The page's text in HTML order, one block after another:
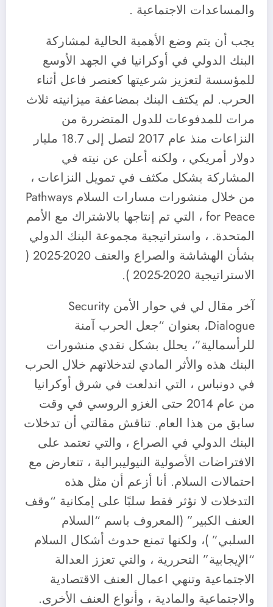
والمساعدات الاجتماعية .
يجب أن يتم وضع الأهمية الحالية لمشاركة
البنك الدولي في أوكرانيا في الجهد الأوسع
للمؤسسة لتعزيز شرعيتها كعنصر فاعل أثناء
الحرب. لم يكتف البنك بمضاعفة ميزانيته ثلاث
مرات للمدفوعات للدول المتضررة من
النزاعات منذ عام 2017 لتصل إلى 18.7 مليار
دولار أمريكي ، ولكنه أعلن عن نيته في
المشاركة بشكل مكثف في تمويل النزاعات ،
من خلال منشورات مسارات السلام Pathways
for Peace ، التي تم إنتاجها بالاشتراك مع الأمم
المتحدة. ، واستراتيجية مجموعة البنك الدولي
بشأن الهشاشة والصراع والعنف 2020-2025 (
الاستراتيجية 2020-2025 ).
آخر مقال لي في حوار الأمن Security
Dialogue، بعنوان “جعل الحرب آمنة
للرأسمالية”، يحلل بشكل نقدي منشورات
البنك هذه والأثر المادي لتدخلاتهم خلال الحرب
في دونباس ، التي اندلعت في شرق أوكرانيا
من عام 2014 حتى الغزو الروسي في وقت
سابق من هذا العام. تناقش مقالتي أن تدخلات
البنك الدولي في الصراع ، والتي تعتمد على
الافتراضات الأصولية النيوليبرالية ، تتعارض مع
احتمالات السلام. أنا أزعم أن مثل هذه
التدخلات لا تؤثر فقط سلبًا على إمكانية “وقف
العنف الكبير” (المعروف باسم “السلام
السلبي” )، ولكنها تمنع حدوث أشكال السلام
“الإيجابية” التحررية ، والتي تعزز العدالة
الاجتماعية وتنهي اعمال العنف الاقتصادية
والاجتماعية والمادية ، وأنواع العنف الأخرى.